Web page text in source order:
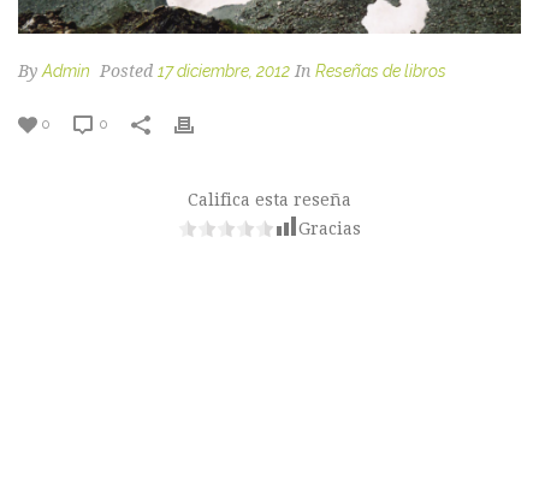
ByAdmin Posted 17 diciembre, 2012 In Reseñas de libros
0 0
Califica esta reseña
Gracias